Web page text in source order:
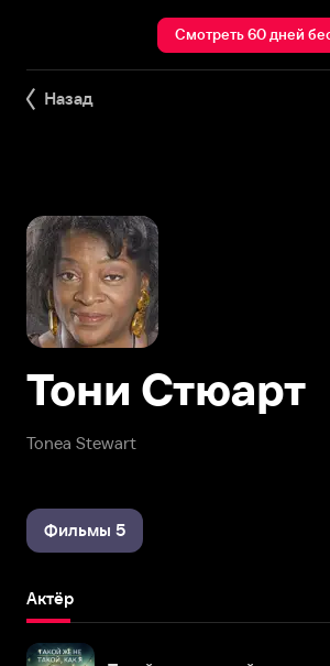
Смотреть 60 дней
Назад
Tonea Stewart
Тони Стюарт
Фильмы 5
Актёр